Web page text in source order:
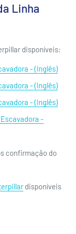
Linha
disponíveis:
- (Inglês)
- (Inglês)
- (Inglês)
-
confirmação do
disponíveis